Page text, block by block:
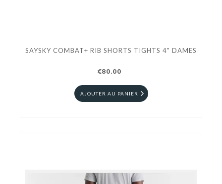
SAYSKY COMBAT+ RIB SHORTS TIGHTS 4" DAMES
€80.00
AJOUTER AU PANIER